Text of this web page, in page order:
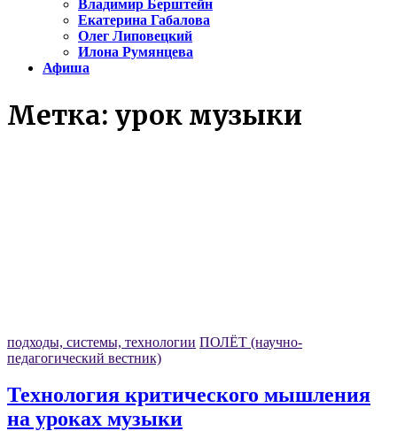
Владимир Берштейн
Екатерина Габалова
Олег Липовецкий
Илона Румянцева
Афиша
Метка: урок музыки
подходы, системы, технологии ПОЛЁТ (научно-
педагогический вестник)
Технология критического мышления
на уроках музыки